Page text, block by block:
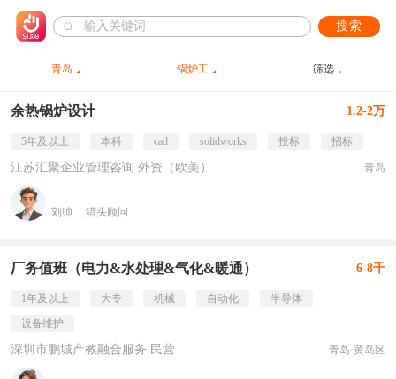
搜索
青岛 锅炉工 筛选
余热锅炉设计 1.2-2万
5年及以上 本科 cad solidworks 投标 招标
江苏汇聚企业管理咨询 外资（欧美） 青岛
刘帅 猎头顾问
厂务值班（电力&水处理&气化&暖通） 6-8千
1年及以上 大专 机械 自动化
半导体
设备维护
深圳市鹏城产教融合服务 民营 青岛·黄岛区